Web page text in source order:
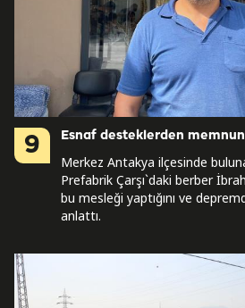
9 Esnaf desteklerden memnun
Merkez Antakya ilçesinde
Prefabrik Çarşı`daki berber
bu mesleği yaptığını ve
anlattı.